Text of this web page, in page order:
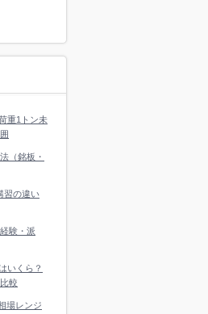
重1トン未
（銘板・
習の違い
験・派
いくら？
較
場レンジ